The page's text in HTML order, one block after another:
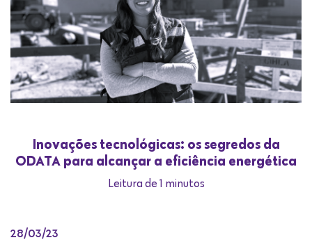
Inovações tecnológicas: os segredos da
ODATA para alcançar a eficiência energética
Leitura de 1 minutos
28/03/23